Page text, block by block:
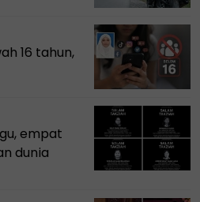
16 tahun,
empat
dunia